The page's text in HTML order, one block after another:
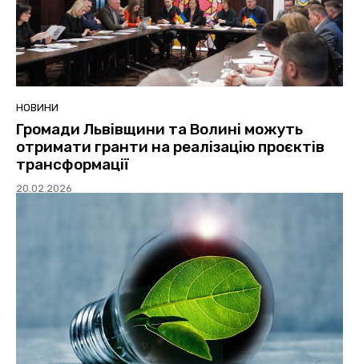
НОВИНИ
Громади Львівщини та Волині можуть
отримати гранти на реалізацію проєктів
трансформації
20.02.2026